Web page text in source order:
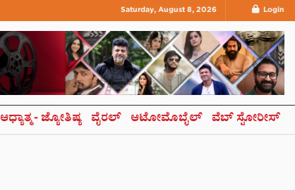
Saturday, August 8, 2026 Login
ಆಧ್ಯಾತ್ಮ- ಜ್ಯೋತಿಷ್ಯ ವೈರಲ್ ಆಟೋಮೊಬೈಲ್ ವೆಬ್ ಸ್ಟೋರೀಸ್